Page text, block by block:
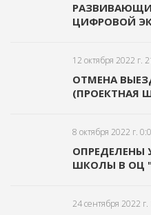
ЦИФРОВОЙ
12 октября 2022 г.
ОТМЕНА
(ПРОЕКТНАЯ
8 октября 2022 г.
ОПРЕДЕЛЕНЫ
ШКОЛЫ В ОЦ
24 сентября 2022 г.